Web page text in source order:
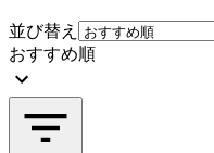
並び替え
おすすめ順